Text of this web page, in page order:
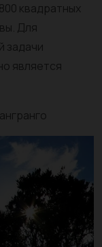
квадратных
Для
задачи
является